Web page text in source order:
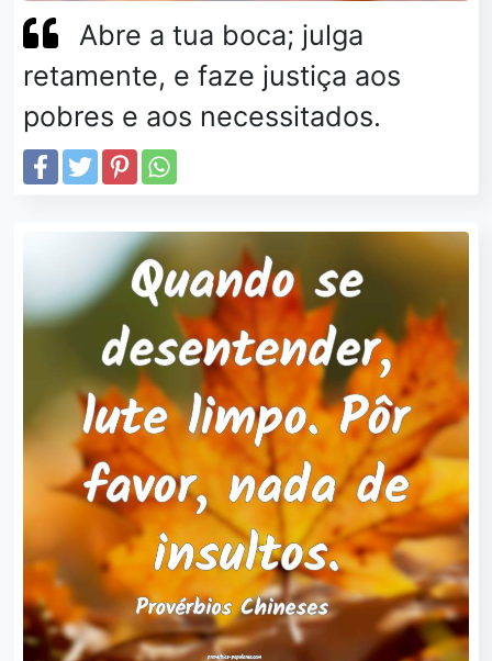
Abre a tua boca; julga
retamente, e faze justiça aos
pobres e aos necessitados.